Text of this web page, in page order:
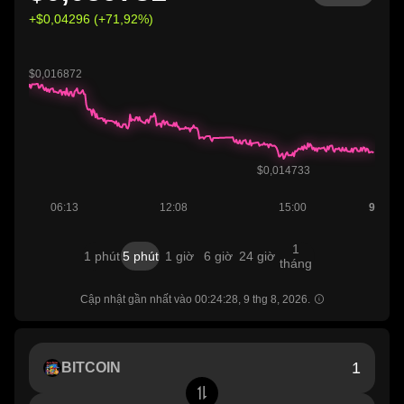
+$0,04296 (+71,92%)
1 phút 5 phút 1 giờ 6 giờ 24 giờ
1
tháng
Cập nhật gần nhất vào 00:24:28, 9 thg 8, 2026.
BITCOIN